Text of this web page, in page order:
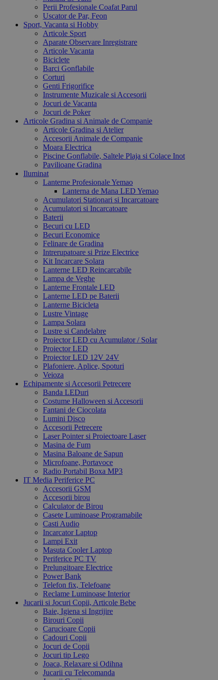
Perii Profesionale Coafat Parul
Uscator de Par, Feon
Sport, Vacanta si Hobby
Articole Sport
Aparate Observare Inregistrare
Articole Vacanta
Biciclete
Barci Gonflabile
Corturi
Genti Frigorifice
Instrumente Muzicale si Accesorii
Jocuri de Vacanta
Jocuri de Poker
Articole Gradina si Animale de Companie
Articole Gradina si Atelier
Accesorii Animale de Companie
Moara Electrica
Piscine Gonflabile, Saltele Plaja si Colace Inot
Pavilioane Gradina
Iluminat
Lanterne Profesionale Yemao
Lanterna de Mana LED Yemao
Acumulatori Stationari si Incarcatoare
Acumulatori si Incarcatoare
Baterii
Becuri cu LED
Becuri Economice
Felinare de Gradina
Intrerupatoare si Prize Electrice
Kit Incarcare Solara
Lanterne LED Reincarcabile
Lampa de Veghe
Lanterne Frontale LED
Lanterne LED pe Baterii
Lanterne Bicicleta
Lustre Vintage
Lampa Solara
Lustre si Candelabre
Proiector LED cu Acumulator / Solar
Proiector LED
Proiector LED 12V 24V
Plafoniere, Aplice, Spoturi
Veioza
Echipamente si Accesorii Petrecere
Banda LEDuri
Costume Halloween si Accesorii
Fantani de Ciocolata
Lumini Disco
Accesorii Petrecere
Laser Pointer si Proiectoare Laser
Masina de Fum
Masina Baloane de Sapun
Microfoane, Portavoce
Radio Portabil Boxa MP3
IT Media Periferice PC
Accesorii GSM
Accesorii birou
Calculator de Birou
Casete Luminoase Programabile
Casti Audio
Incarcator Laptop
Lampi Exit
Masuta Cooler Laptop
Periferice PC TV
Prelungitoare Electrice
Power Bank
Telefon fix, Telefoane
Reclame Luminoase Interior
Jucarii si Jocuri Copii, Articole Bebe
Baie, Igiena si Ingrijire
Birouri Copii
Carucioare Copii
Cadouri Copii
Jocuri de Copii
Jocuri tip Lego
Joaca, Relaxare si Odihna
Jucarii cu Telecomanda